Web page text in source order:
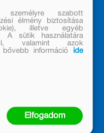
és ajándékoz meg az
gyerekekből olvasni
továbbadták a
személyre szabott
élmény biztosítása
illetve egyéb
A sütik használatára
valamint azok
bővebb információ
ide
Elfogadom